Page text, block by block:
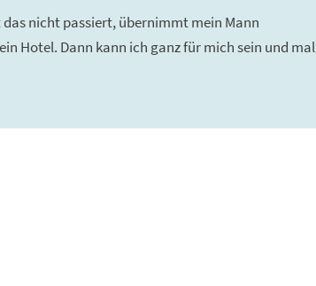
nicht passiert, übernimmt mein Mann
Hotel. Dann kann ich ganz für mich sein und mal